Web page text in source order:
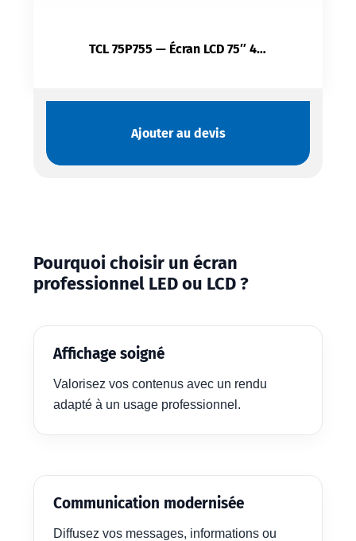
TCL 75P755 — Écran LCD 75″ 4K UHD | Google TV | Dolby Atmos 2×15 W | Wi-Fi 5 Double Bande | HDMI 2.1
Ajouter au devis
Pourquoi choisir un écran
professionnel LED ou LCD ?
Affichage soigné
Valorisez vos contenus avec un rendu
adapté à un usage professionnel.
Communication modernisée
Diffusez vos messages, informations ou